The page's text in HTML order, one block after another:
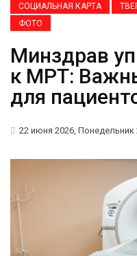
СОЦИАЛЬНАЯ КАРТА
ФОТО
Минздрав
к МРТ:
для
22 июня 2026, Понедельник